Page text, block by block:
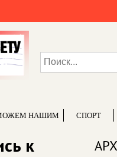
НАШИМ СПОРТ
к